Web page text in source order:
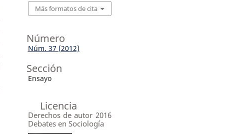
Más formatos de cita
Número
Núm. 37 (2012)
Sección
Ensayo
Licencia
Derechos de autor 2016
Debates en Sociología